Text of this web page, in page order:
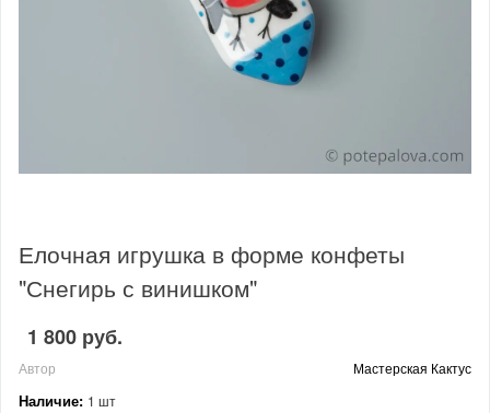
Елочная игрушка в форме конфеты
"Снегирь с винишком"
1 800 руб.
Автор Мастерская Кактус
Наличие: 1 шт